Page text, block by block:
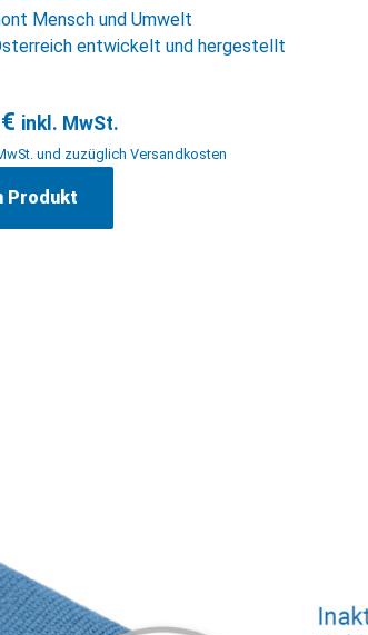
Mensch und Umwelt
entwickelt und hergestellt
€ inkl. MwSt.
und zuzüglich Versandkosten
Produkt